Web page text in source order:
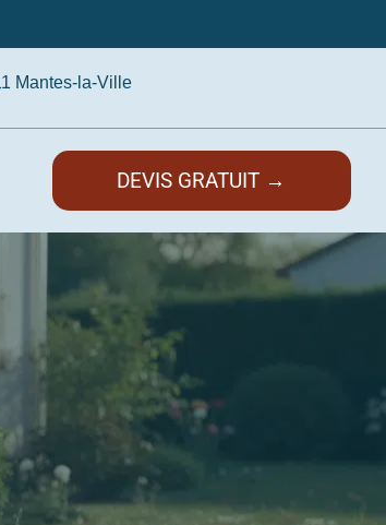
Mantes-la-Ville
DEVIS GRATUIT →